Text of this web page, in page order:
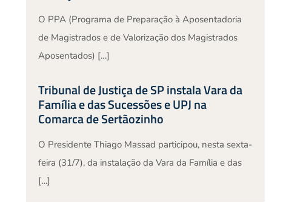
O PPA (Programa de Preparação à Aposentadoria
de Magistrados e de Valorização dos Magistrados
Aposentados) […]
Tribunal de Justiça de SP instala Vara da
Família e das Sucessões e UPJ na
Comarca de Sertãozinho
O Presidente Thiago Massad participou, nesta sexta-
feira (31/7), da instalação da Vara da Família e das
[…]